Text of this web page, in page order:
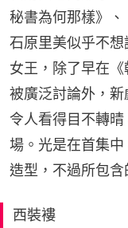
秘書為何那樣》
石原里美似乎不
女王，除了早在
被廣泛討論外，新
令人看得目不轉
場。光是在首集
造型，不過所包含
西裝褸